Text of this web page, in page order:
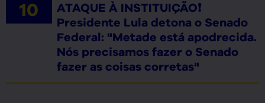
ATAQUE À INSTITUIÇÃO❗
Presidente Lula detona o Senado
Federal: "Metade está apodrecida.
Nós precisamos fazer o Senado
fazer as coisas corretas"